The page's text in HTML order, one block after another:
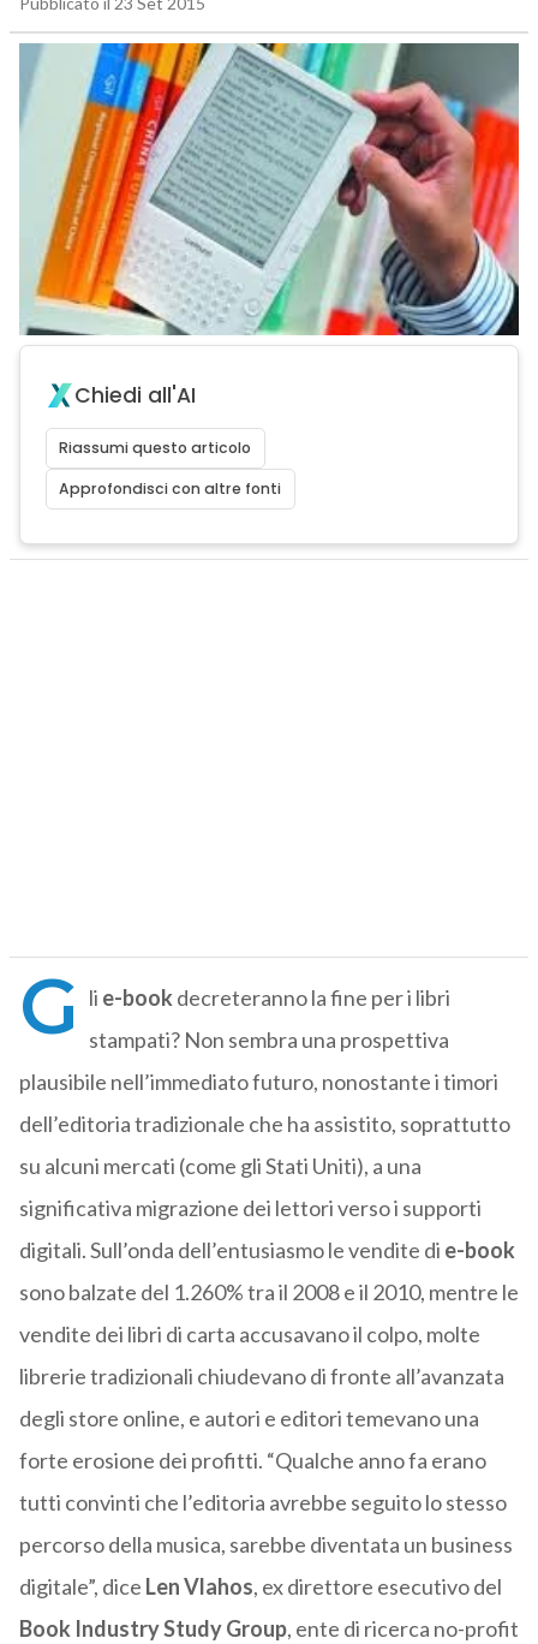
Chiedi all'AI
Riassumi questo articolo
Approfondisci con altre fonti
G li e-bookdecreteranno la fine per i libri
stampati? Non sembra una prospettiva
plausibile nell’immediato futuro, nonostante i timori
dell’editoria tradizionale che ha assistito, soprattutto
su alcuni mercati (come gli Stati Uniti), a una
significativa migrazione dei lettori verso i supporti
digitali. Sull’onda dell’entusiasmo le vendite di e-book
sono balzate del 1.260% tra il 2008 e il 2010, mentre le
vendite dei libri di carta accusavano il colpo, molte
librerie tradizionali chiudevano di fronte all’avanzata
degli store online, e autori e editori temevano una
forte erosione dei profitti. “Qualche anno fa erano
tutti convinti che l’editoria avrebbe seguito lo stesso
percorso della musica, sarebbe diventata un business
digitale”, dice Len Vlahos, ex direttore esecutivo del
Book Industry Study Group, ente di ricerca no-profit